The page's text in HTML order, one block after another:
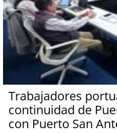
Trabajadores
continuidad de
con Puerto San